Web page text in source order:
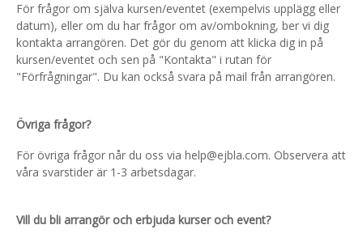
För frågor om själva kursen/eventet (exempelvis upplägg eller
datum), eller om du har frågor om av/ombokning, ber vi dig
kontakta arrangören. Det gör du genom att klicka dig in på
kursen/eventet och sen på "Kontakta" i rutan för
"Förfrågningar". Du kan också svara på mail från arrangören.
Övriga frågor?
För övriga frågor når du oss via help@ejbla.com. Observera att
våra svarstider är 1-3 arbetsdagar.
Vill du bli arrangör och erbjuda kurser och event?